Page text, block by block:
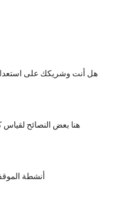
هل أنت وشريكك على
هنا بعض النصائح
3 أنشطة